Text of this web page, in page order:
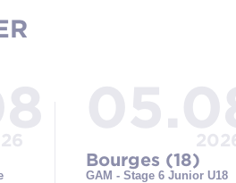
Bourges (18)
GAM - Stage 6 Junior U18